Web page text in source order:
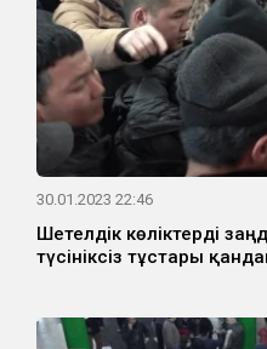
30.01.2023 22:46
Шетелдік көліктерді
түсініксіз тұстары